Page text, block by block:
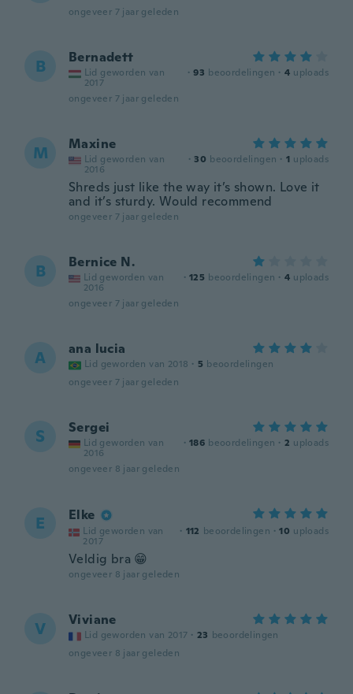
ongeveer 7 jaar geleden
B Bernadett
Lid geworden van
2017
· 93 beoordelingen · 4 uploads
ongeveer 7 jaar geleden
M Maxine
Lid geworden van
2016
· 30 beoordelingen · 1 uploads
Shreds just like the way it’s shown. Love it
and it’s sturdy. Would recommend
ongeveer 7 jaar geleden
B Bernice N.
Lid geworden van
2016
· 125 beoordelingen · 4 uploads
ongeveer 7 jaar geleden
A ana lucia
Lid geworden van 2018 · 5 beoordelingen
ongeveer 7 jaar geleden
S Sergei
Lid geworden van
2016
· 186 beoordelingen · 2 uploads
ongeveer 8 jaar geleden
E Elke
Lid geworden van
2017
· 112 beoordelingen · 10 uploads
Veldig bra 😁
ongeveer 8 jaar geleden
V Viviane
Lid geworden van 2017 · 23 beoordelingen
ongeveer 8 jaar geleden